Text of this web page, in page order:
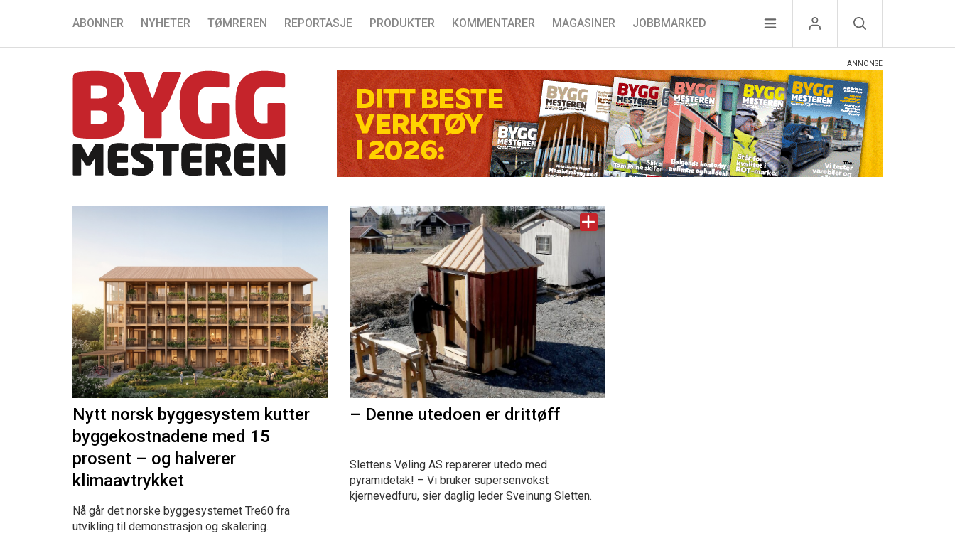
ABONNER NYHETER TØMREREN REPORTASJE PRODUKTER KOMMENTARER MAGASINER JOBBMARKED
Nytt norsk byggesystem kutter
byggekostnadene med 15
prosent – og halverer
klimaavtrykket
Nå går det norske byggesystemet Tre60 fra
utvikling til demonstrasjon og skalering.
– Denne utedoen er drittøff
Slettens Vøling AS reparerer utedo med
pyramidetak! – Vi bruker supersenvokst
kjernevedfuru, sier daglig leder Sveinung Sletten.